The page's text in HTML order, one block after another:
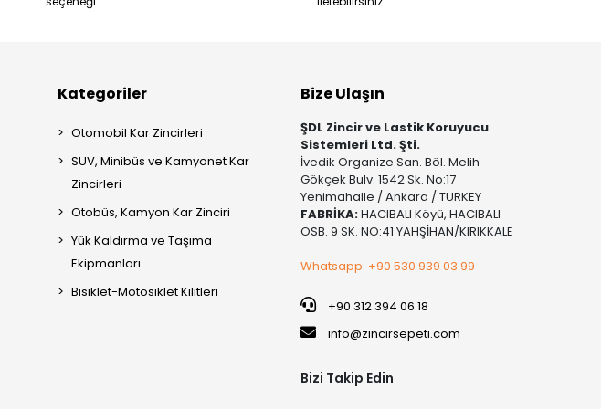
Kategoriler
Otomobil Kar Zincirleri
SUV, Minibüs ve Kamyonet Kar
Zincirleri
Otobüs, Kamyon Kar Zinciri
Yük Kaldırma ve Taşıma
Ekipmanları
Bisiklet-Motosiklet Kilitleri
Bize Ulaşın
ŞDL Zincir ve Lastik Koruyucu
Sistemleri Ltd. Şti.
İvedik Organize San. Böl. Melih
Gökçek Bulv. 1542 Sk. No:17
Yenimahalle / Ankara / TURKEY
FABRİKA:HACIBALI Köyü, HACIBALI
OSB. 9 SK. NO:41 YAHŞİHAN/KIRIKKALE
Whatsapp: +90 530 939 03 99
+90 312 394 06 18
info@zincirsepeti.com
Bizi Takip Edin